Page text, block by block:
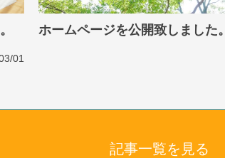
01
ホームページを公開致しました。
記事一覧を見る